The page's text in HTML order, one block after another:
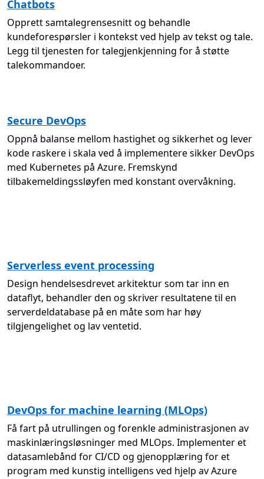
Chatbots
Opprett samtalegrensesnitt og behandle
kundeforespørsler i kontekst ved hjelp av tekst og tale.
Legg til tjenesten for talegjenkjenning for å støtte
talekommandoer.
Secure DevOps
Oppnå balanse mellom hastighet og sikkerhet og lever
kode raskere i skala ved å implementere sikker DevOps
med Kubernetes på Azure. Fremskynd
tilbakemeldingssløyfen med konstant overvåkning.
Serverless event processing
Design hendelsesdrevet arkitektur som tar inn en
dataflyt, behandler den og skriver resultatene til en
serverdeldatabase på en måte som har høy
tilgjengelighet og lav ventetid.
DevOps for machine learning (MLOps)
Få fart på utrullingen og forenkle administrasjonen av
maskinlæringsløsninger med MLOps. Implementer et
datasamlebånd for CI/CD og gjenopplæring for et
program med kunstig intelligens ved hjelp av Azure